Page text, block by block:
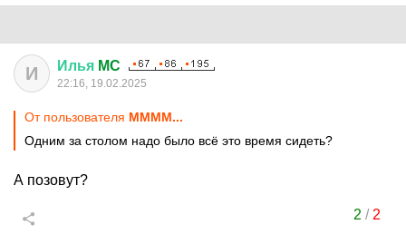
И Илья MC
22:16, 19.02.2025
От пользователя MMMM...
Одним за столом надо было всё это время сидеть?
А позовут?
2 / 2